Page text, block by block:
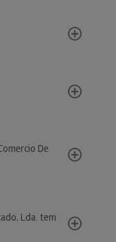
De
Lda. tem